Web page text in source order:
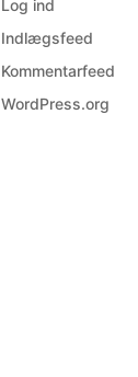
Log ind
Indlægsfeed
Kommentarfeed
WordPress.org